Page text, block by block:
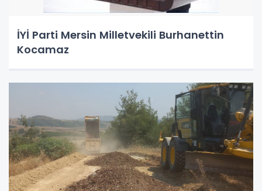
İYİ Parti Mersin Milletvekili Burhanettin
Kocamaz